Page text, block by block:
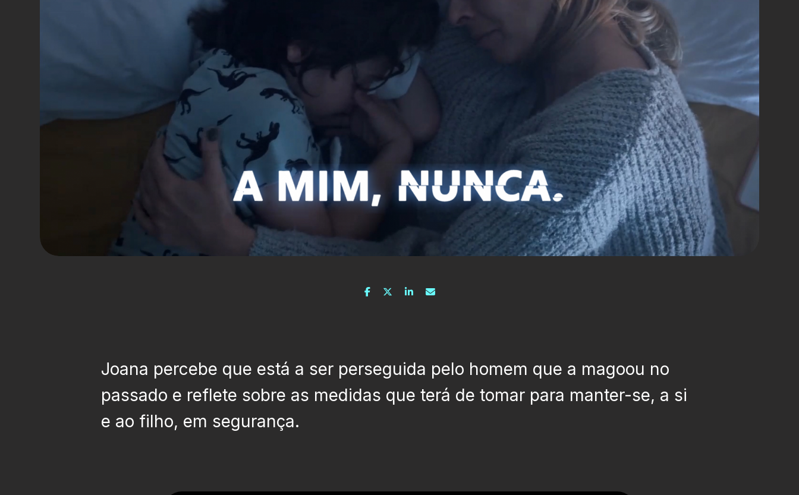
Joana percebe que está a ser perseguida pelo homem que a magoou no
passado e reflete sobre as medidas que terá de tomar para manter-se, a si
e ao filho, em segurança.